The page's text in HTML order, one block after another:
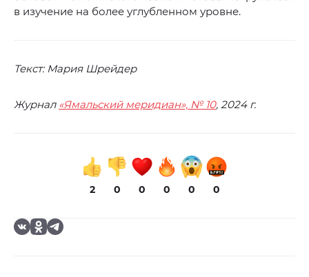
в изучение на более углубленном уровне.
Текст: Мария Шрейдер
Журнал «Ямальский меридиан», № 10, 2024 г.
2 0 0 0 0 0